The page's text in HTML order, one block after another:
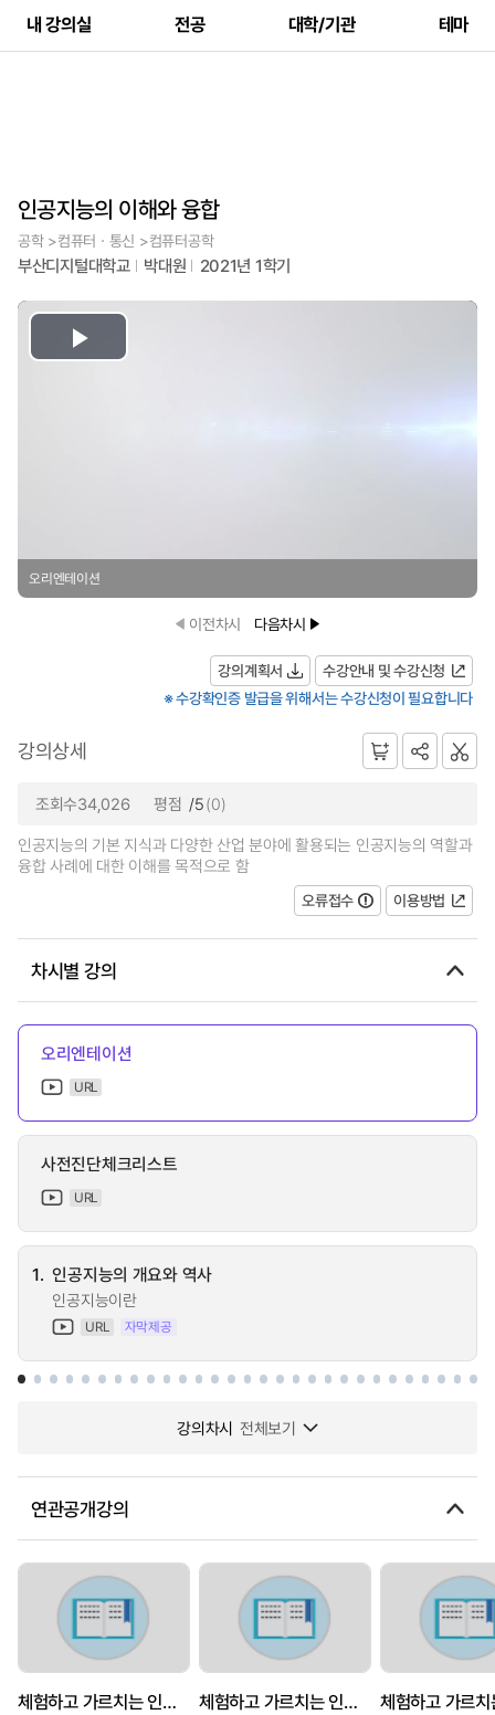
내 강의실 전공 대학/기관 테마
인공지능의 이해와 융합
공학 >컴퓨터ㆍ통신 >컴퓨터공학
부산디지털대학교 박대원 2021년 1학기
Play
오리엔테이션
이전차시 다음차시
강의계획서
수강안내 및 수강신청
※ 수강확인증 발급을 위해서는 수강신청이 필요합니다
강의상세
조회수34,026 평점 /5(0)
인공지능의 기본 지식과 다양한 산업 분야에 활용되는 인공지능의 역할과
융합 사례에 대한 이해를 목적으로 함
오류접수
이용방법
차시별 강의
오리엔테이션
URL
사전진단체크리스트
URL
1. 인공지능의 개요와 역사
인공지능이란
URL 자막제공
강의차시 전체보기
연관공개강의
체험하고 가르치는 인공지능 핵심개념 체험하고 가르치는 인공지능 핵심개념